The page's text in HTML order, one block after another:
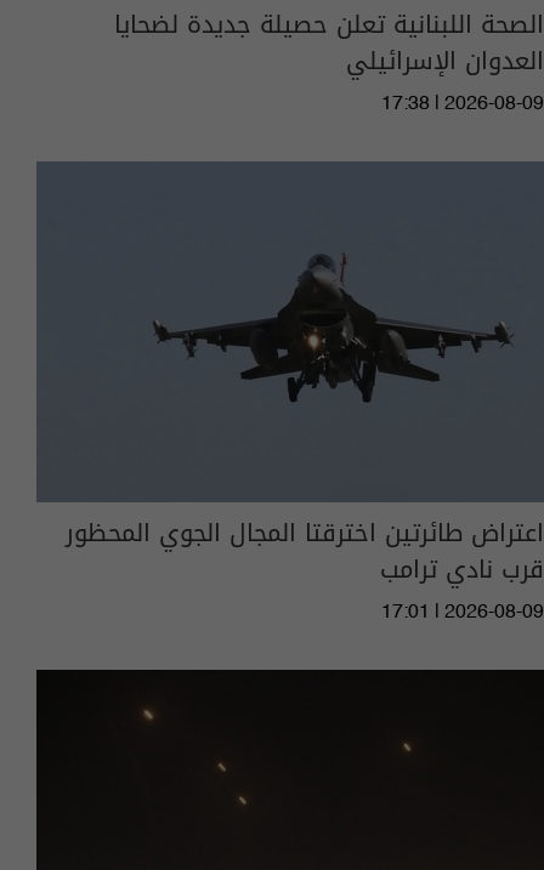
الصحة اللبنانية تعلن حصيلة جديدة لضحايا
العدوان الإسرائيلي
17:38 | 2026-08-09
اعتراض طائرتين اخترقتا المجال الجوي المحظور
قرب نادي ترامب
17:01 | 2026-08-09